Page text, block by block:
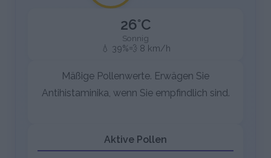
26°C
Sonnig
💧 39%💨 8 km/h
Mäßige Pollenwerte. Erwägen Sie
Antihistaminika, wenn Sie empfindlich sind.
Aktive Pollen